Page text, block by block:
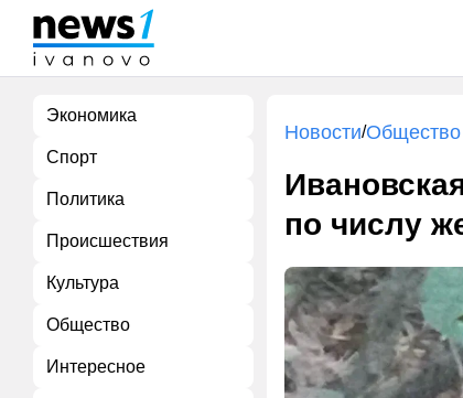
Экономика
Спорт
Политика
Происшествия
Культура
Общество
Интересное
Новости/Общество
по числу